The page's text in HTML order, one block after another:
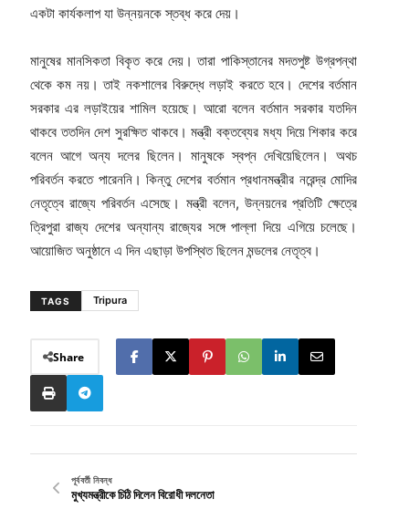
একটা কার্যকলাপ যা উন্নয়নকে স্তব্ধ করে দেয়।
মানুষের মানসিকতা বিকৃত করে দেয়। তারা পাকিস্তানের মদতপুষ্ট উগ্রপন্থা
থেকে কম নয়। তাই নকশালের বিরুদ্ধে লড়াই করতে হবে। দেশের বর্তমান
সরকার এর লড়াইয়ের শামিল হয়েছে। আরো বলেন বর্তমান সরকার যতদিন
থাকবে ততদিন দেশ সুরক্ষিত থাকবে। মন্ত্রী বক্তব্যের মধ্য দিয়ে শিকার করে
বলেন আগে অন্য দলের ছিলেন। মানুষকে স্বপ্ন দেখিয়েছিলেন। অথচ
পরিবর্তন করতে পারেননি। কিন্তু দেশের বর্তমান প্রধানমন্ত্রীর নরেন্দ্র মোদির
নেতৃত্বে রাজ্যে পরিবর্তন এসেছে। মন্ত্রী বলেন, উন্নয়নের প্রতিটি ক্ষেত্রে
ত্রিপুরা রাজ্য দেশের অন্যান্য রাজ্যের সঙ্গে পাল্লা দিয়ে এগিয়ে চলেছে।
আয়োজিত অনুষ্ঠানে এ দিন এছাড়া উপস্থিত ছিলেন মন্ডলের নেতৃত্ব।
TAGS Tripura
Share
পূর্ববর্তী নিবন্ধ
মুখ্যমন্ত্রীকে চিঠি দিলেন বিরোধী দলনেতা